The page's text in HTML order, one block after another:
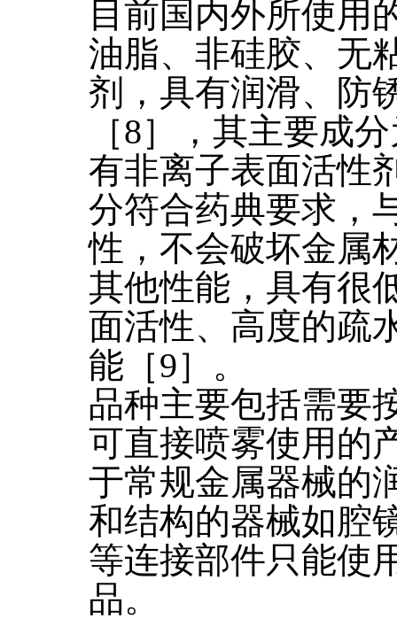
目前国内外所使用
油脂、非硅胶、无
剂，具有润滑、防
［8］，其主要成
有非离子表面活性
分符合药典要求，
性，不会破坏金属
其他性能，具有很
面活性、高度的疏
能［9］。
品种主要包括需要
可直接喷雾使用的
于常规金属器械的
和结构的器械如腔
等连接部件只能使
品。